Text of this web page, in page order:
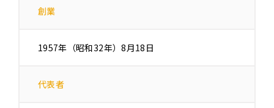
創業
1957年（昭和32年）8月18日
代表者